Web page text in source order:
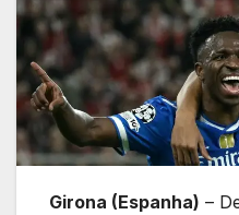
Girona (Espanha) –